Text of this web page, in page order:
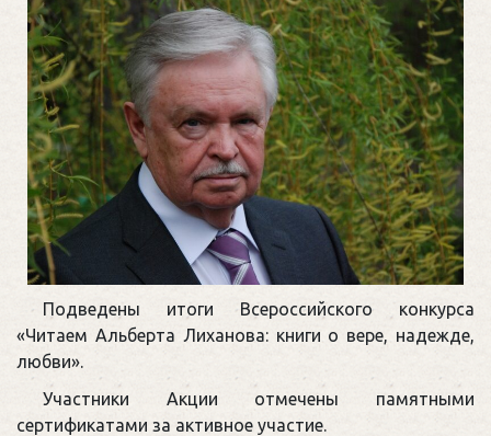
Подведены итоги Всероссийского конкурса
«Читаем Альберта Лиханова: книги о вере, надежде,
любви».
Участники Акции отмечены памятными
сертификатами за активное участие.